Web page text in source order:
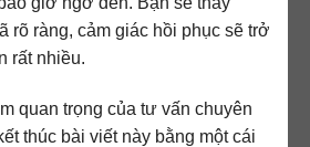
rõ ràng, cảm giác hồi phục sẽ trở
rất nhiều.
quan trọng của tư vấn chuyên
thúc bài viết này bằng một cái